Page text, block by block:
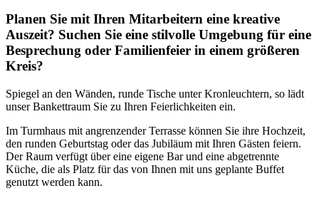
Planen Sie mit Ihren Mitarbeitern eine kreative
Auszeit? Suchen Sie eine stilvolle Umgebung für eine
Besprechung oder Familienfeier in einem größeren
Kreis?
Spiegel an den Wänden, runde Tische unter Kronleuchtern, so lädt
unser Bankettraum Sie zu Ihren Feierlichkeiten ein.
Im Turmhaus mit angrenzender Terrasse können Sie ihre Hochzeit,
den runden Geburtstag oder das Jubiläum mit Ihren Gästen feiern.
Der Raum verfügt über eine eigene Bar und eine abgetrennte
Küche, die als Platz für das von Ihnen mit uns geplante Buffet
genutzt werden kann.